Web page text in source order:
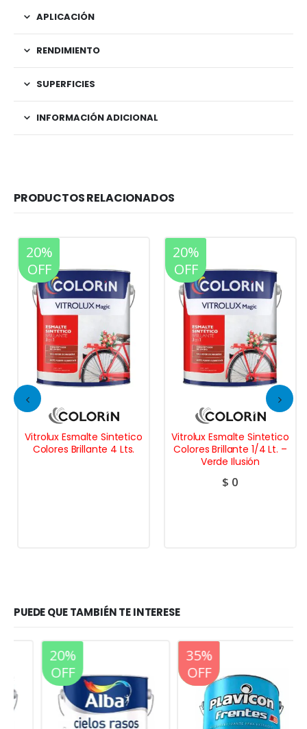
APLICACIÓN
RENDIMIENTO
SUPERFICIES
INFORMACIÓN ADICIONAL
PRODUCTOS RELACIONADOS
20%
OFF
Vitrolux Esmalte Sintetico
Colores Brillante 4 Lts.
20%
OFF
Vitrolux Esmalte Sintetico
Colores Brillante 1/4 Lt. –
Verde Ilusión
$ 0
PUEDE QUE TAMBIÉN TE INTERESE
20%
OFF
20%
OFF
35%
OFF